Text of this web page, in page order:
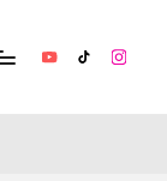
YouTubeTikTok